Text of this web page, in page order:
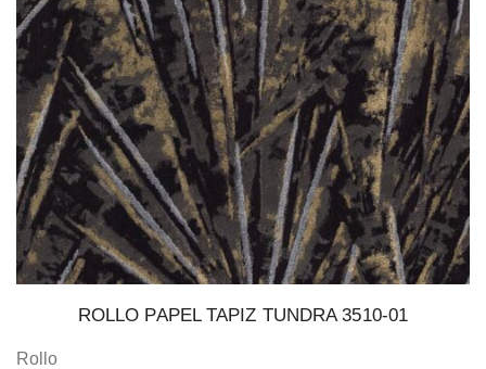
ROLLO PAPEL TAPIZ TUNDRA 3510-01
Rollo